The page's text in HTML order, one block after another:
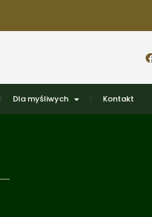
Dla myśliwych Kontakt